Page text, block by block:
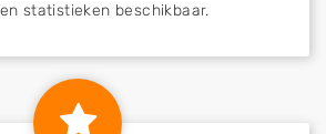
statistieken beschikbaar.